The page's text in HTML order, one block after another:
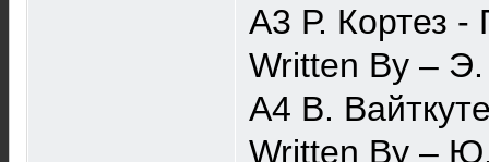
A3 Р. Кортез
Written By –
A4 В.
Written By –